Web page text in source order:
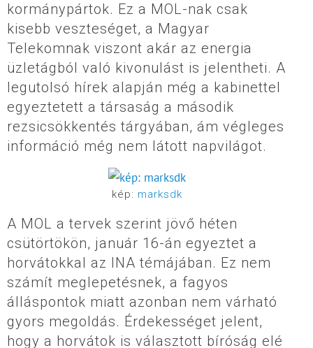
kormánypártok. Ez a MOL-nak csak
kisebb veszteséget, a Magyar
Telekomnak viszont akár az energia
üzletágból való kivonulást is jelentheti. A
legutolsó hírek alapján még a kabinettel
egyeztetett a társaság a második
rezsicsökkentés tárgyában, ám végleges
információ még nem látott napvilágot.
kép: marksdk
A MOL a tervek szerint jövő héten
csütörtökön, január 16-án egyeztet a
horvátokkal az INA témájában. Ez nem
számít meglepetésnek, a fagyos
álláspontok miatt azonban nem várható
gyors megoldás. Érdekességet jelent,
hogy a horvátok is választott bíróság elé